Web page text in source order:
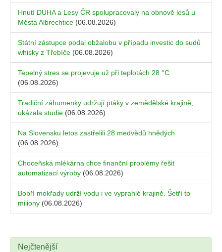
Hnutí DUHA a Lesy ČR spolupracovaly na obnově lesů u
Města Albrechtice (06.08.2026)
Státní zástupce podal obžalobu v případu investic do sudů
whisky z Třebíče (06.08.2026)
Tepelný stres se projevuje už při teplotách 28 °C
(06.08.2026)
Tradiční záhumenky udržují ptáky v zemědělské krajině,
ukázala studie (06.08.2026)
Na Slovensku letos zastřelili 28 medvědů hnědých
(06.08.2026)
Choceňská mlékárna chce finanční problémy řešit
automatizací výroby (06.08.2026)
Bobří mokřady udrží vodu i ve vyprahlé krajině. Šetří to
miliony (06.08.2026)
Nejčtenější